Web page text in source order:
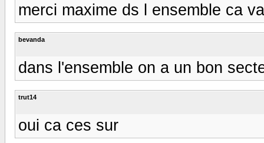
merci maxime ds l ensemble ca va
bevanda
dans l'ensemble on a un bon
trut14
oui ca ces sur